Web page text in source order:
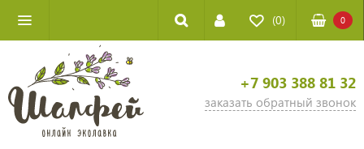
(0) 0
+7 903 388 81 32
заказать обратный звонок